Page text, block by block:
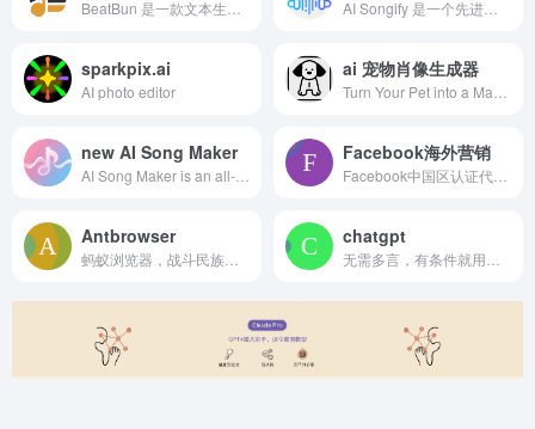
sparkpix.ai
AI photo editor
ai 宠物肖像生成器
new AI Song Maker Facebook海外营销
Antbrowser chatgpt